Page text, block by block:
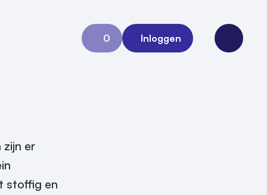
0
Aanvraag 0
Inloggen
Open
er
stoffig en